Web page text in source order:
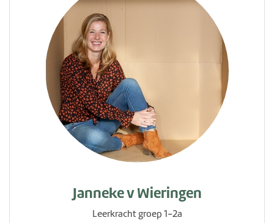
Janneke v Wieringen
Leerkracht groep 1-2a